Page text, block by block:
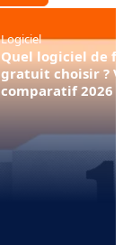
Logiciel
Quel logiciel de
gratuit choisir ?
comparatif 2026 !